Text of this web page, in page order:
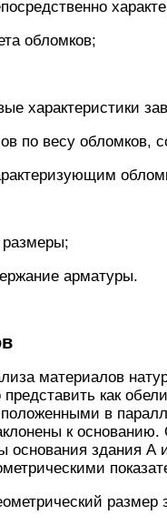
обломков;
характеристики
по весу обломков,
размеры;
арматуры.
материалов
как
в
к
основания здания А